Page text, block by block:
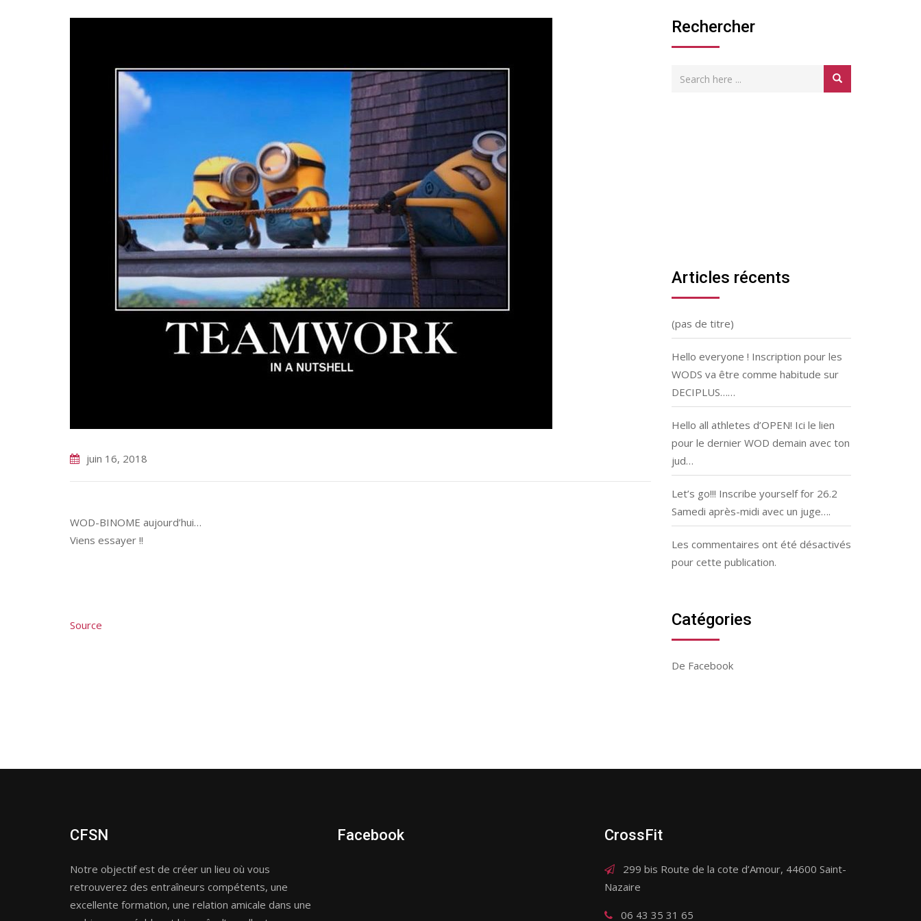
juin 16, 2018
WOD-BINOME aujourd’hui…
Viens essayer !!
Source
Rechercher
Articles récents
(pas de titre)
Hello everyone ! Inscription pour les
WODS va être comme habitude sur
DECIPLUS……
Hello all athletes d’OPEN! Ici le lien
pour le dernier WOD demain avec ton
jud…
Let’s go!!! Inscribe yourself for 26.2
Samedi après-midi avec un juge….
Les commentaires ont été désactivés
pour cette publication.
Catégories
De Facebook
CFSN
Notre objectif est de créer un lieu où vous
retrouverez des entraîneurs compétents, une
excellente formation, une relation amicale dans une
Facebook CrossFit
299 bis Route de la cote d’Amour, 44600 Saint-
Nazaire
06 43 35 31 65